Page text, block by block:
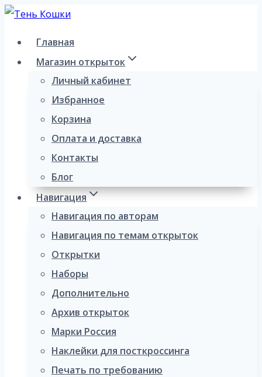
Перейти
содержимому
Главная
Магазин открыток
Личный кабинет
Избранное
Корзина
Оплата и доставка
Контакты
Блог
Навигация
Навигация по авторам
Навигация по темам открыток
Открытки
Наборы
Дополнительно
Архив открыток
Марки Россия
Наклейки для посткроссинга
Печать по требованию